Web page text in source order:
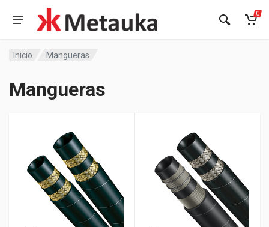
0
Inicio Mangueras
Mangueras